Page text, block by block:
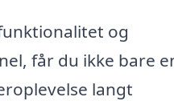
og
får du ikke bare
langt